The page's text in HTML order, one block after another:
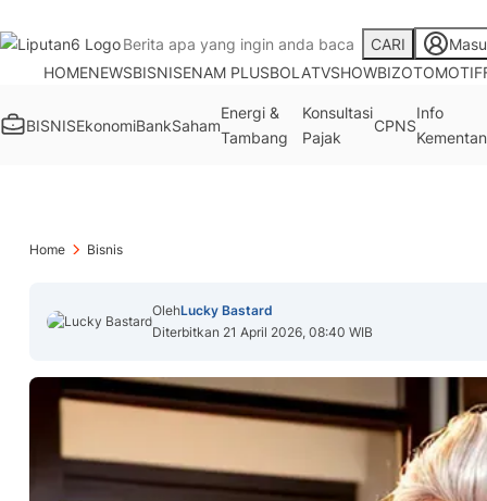
CARI
HOMENEWSBISNISENAM PLUSBOLATVSHOWBIZOTOMOTIF
BISNISEkonomiBankSaham
Energi &
Tambang
Konsultasi
Pajak
CPNS
Info
Kementan
Home Bisnis
OlehLucky Bastard
Diterbitkan 21 April 2026, 08:40 WIB